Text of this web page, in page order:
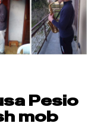
Pesio
mob